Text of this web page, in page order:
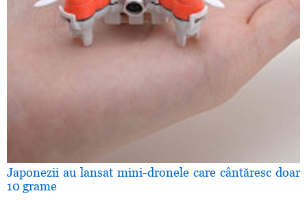
Japonezii au lansat mini-dronele care cântăresc doar
10 grame